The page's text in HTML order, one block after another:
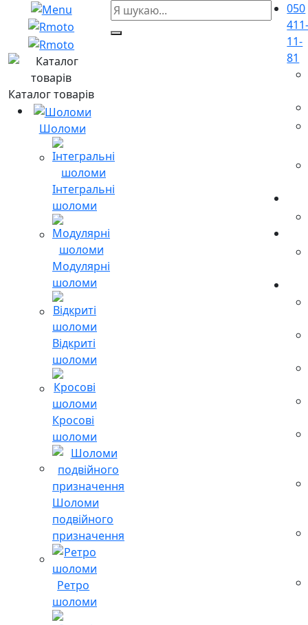
Каталог товарів
Шоломи
Інтегральні
шоломи
Модулярні
шоломи
Відкриті
шоломи
Кросові
шоломи
Шоломи
подвійного
призначення
Ретро
шоломи
050
11-
81